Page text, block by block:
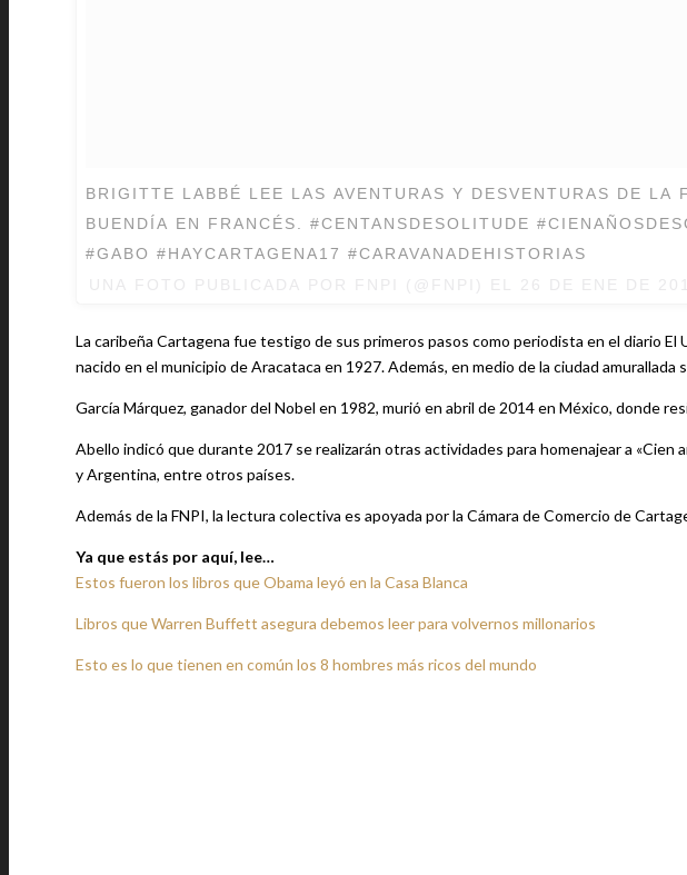
BRIGITTE LABBÉ LEE LAS AVENTURAS Y DESVENTURAS DE LA
BUENDÍA EN FRANCÉS. #CENTANSDESOLITUDE #CIENAÑOSDESOLEDAD
#GABO #HAYCARTAGENA17 #CARAVANADEHISTORIAS
La caribeña Cartagena fue testigo de sus primeros pasos como periodista en el diario El
nacido en el municipio de Aracataca en 1927. Además, en medio de la ciudad
García Márquez, ganador del Nobel en 1982, murió en abril de 2014 en México, donde
Abello indicó que durante 2017 se realizarán otras actividades para homenajear a «Cien
y Argentina, entre otros países.
Además de la FNPI, la lectura colectiva es apoyada por la Cámara de Comercio de
Ya que estás por aquí, lee…
Estos fueron los libros que Obama leyó en la Casa Blanca
Libros que Warren Buffett asegura debemos leer para volvernos millonarios
Esto es lo que tienen en común los 8 hombres más ricos del mundo